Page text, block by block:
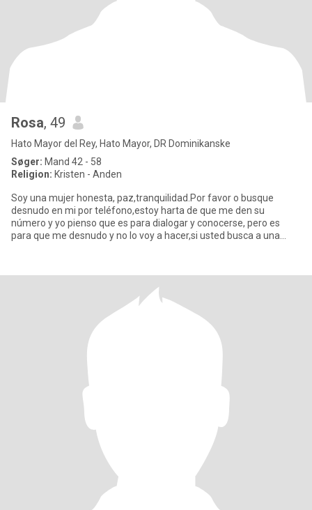
Rosa, 49
Hato Mayor del Rey, Hato Mayor, DR Dominikanske
Søger: Mand 42 - 58
Religion: Kristen - Anden
Soy una mujer honesta, paz,tranquilidad.Por favor o busque
desnudo en mi por teléfono,estoy harta de que me den su
número y yo pienso que es para dialogar y conocerse, pero es
para que me desnudo y no lo voy a hacer,si usted busca a una